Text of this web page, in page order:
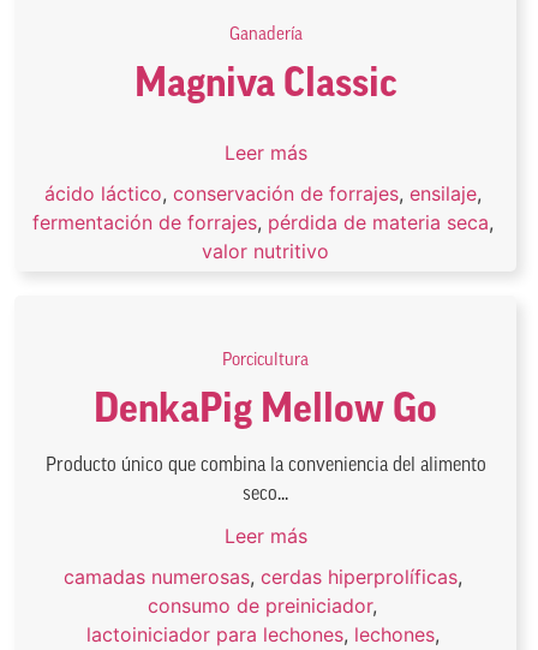
Ganadería
Magniva Classic
Leer más
ácido láctico, conservación de forrajes, ensilaje,
fermentación de forrajes, pérdida de materia seca,
valor nutritivo
Porcicultura
DenkaPig Mellow Go
Producto único que combina la conveniencia del alimento
seco...
Leer más
camadas numerosas, cerdas hiperprolíficas,
consumo de preiniciador,
lactoiniciador para lechones, lechones,